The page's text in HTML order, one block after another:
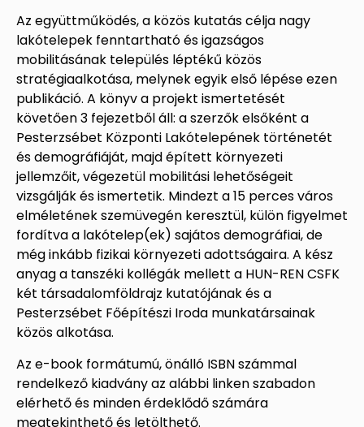
Az együttműködés, a közös kutatás célja nagy
lakótelepek fenntartható és igazságos
mobilitásának település léptékű közös
stratégiaalkotása, melynek egyik első lépése ezen
publikáció. A könyv a projekt ismertetését
követően 3 fejezetből áll: a szerzők elsőként a
Pesterzsébet Központi Lakótelepének történetét
és demográfiáját, majd épített környezeti
jellemzőit, végezetül mobilitási lehetőségeit
vizsgálják és ismertetik. Mindezt a 15 perces város
elméletének szemüvegén keresztül, külön figyelmet
fordítva a lakótelep(ek) sajátos demográfiai, de
még inkább fizikai környezeti adottságaira. A kész
anyag a tanszéki kollégák mellett a HUN-REN CSFK
két társadalomföldrajz kutatójának és a
Pesterzsébet Főépítészi Iroda munkatársainak
közös alkotása.
Az e-book formátumú, önálló ISBN számmal
rendelkező kiadvány az alábbi linken szabadon
elérhető és minden érdeklődő számára
megtekinthető és letölthető.
DearFlip: Loading PDF
10.29MB ...